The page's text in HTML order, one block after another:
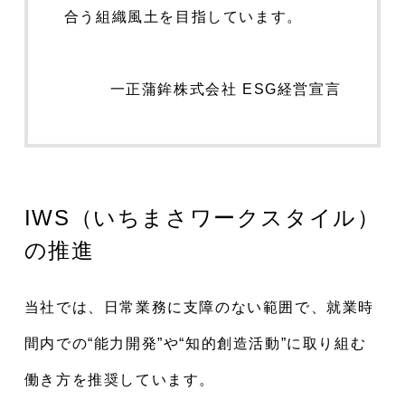
合う組織風土を目指しています。
一正蒲鉾株式会社 ESG経営宣言
IWS（いちまさワークスタイル）
の推進
当社では、日常業務に支障のない範囲で、就業時
間内での“能力開発”や“知的創造活動”に取り組む
働き方を推奨しています。